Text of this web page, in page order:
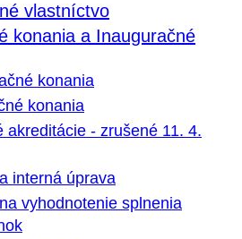
vlastníctvo
konania a Inauguračné
konania
konania
akreditácie - zrušené 11. 4.
interná úprava
vyhodnotenie splnenia